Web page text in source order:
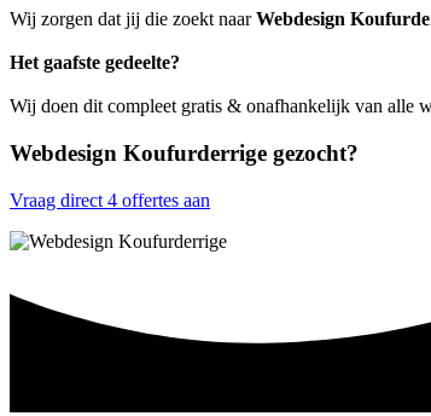
Wij zorgen dat jij die zoekt naarWebdesign
Het gaafste gedeelte?
Wij doen dit compleet gratis & onafhankelijk van alle
Webdesign Koufurderrige gezocht?
Vraag direct 4 offertes aan